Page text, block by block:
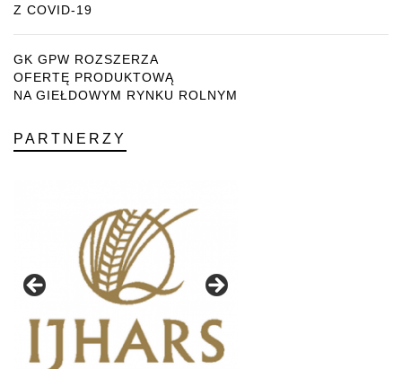
Z COVID-19
GK GPW ROZSZERZA
OFERTĘ PRODUKTOWĄ
NA GIEŁDOWYM RYNKU ROLNYM
PARTNERZY